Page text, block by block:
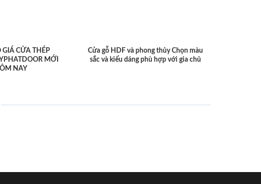
GIÁ CỬA THÉP
MỚI
NAY
Cửa gỗ HDF và phong thủy Chọn màu
sắc và kiểu dáng phù hợp với gia chủ